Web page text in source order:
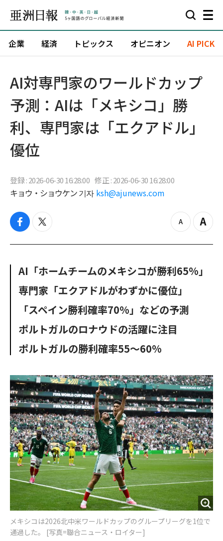
企業 経済 トピックス オピニオン AI PICK
AI対専門家のワールドカップ
予測：AIは「メキシコ」勝
利、専門家は「エクアドル」
優位
登録 : 2026-06-30 16:28:00 修正 : 2026-06-30 16:28:00
キョウ・ショウケン 기자 ksh@ajunews.com
f
c
o
k
t
i
e
z
o
u
Z
o
AI「ホームチームのメキシコが勝利65%」
専門家「エクアドルがわずかに優位」
「スペイン勝利確率70%」などの予測
ポルトガルのロナウドの活躍に注目
ポルトガルの勝利確率55〜60%
メキシコは2026北中米ワールドカップのグループリーグを1位で
通過した。 [写真=聯合ニュース・ロイター]